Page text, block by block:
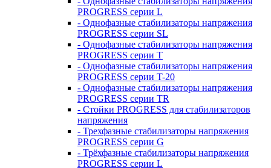
PROGRESS серии L
- Однофазные стабилизаторы напряжения
PROGRESS серии SL
- Однофазные стабилизаторы напряжения
PROGRESS серии T
- Однофазные стабилизаторы напряжения
PROGRESS серии T-20
- Однофазные стабилизаторы напряжения
PROGRESS серии TR
- Стойки PROGRESS для стабилизаторов
напряжения
- Трехфазные стабилизаторы напряжения
PROGRESS серии G
- Трёхфазные стабилизаторы напряжения
PROGRESS серии L